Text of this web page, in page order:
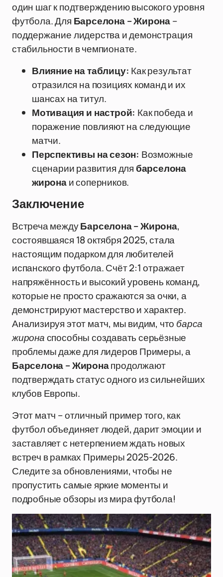
один шаг к подтверждению высокого уровня
футбола. Для Барселона – Жирона–
поддержание лидерства и демонстрация
стабильности в чемпионате.
Влияние на таблицу: Как результат
отразился на позициях команд и их
шансах на титул.
Мотивация и настрой: Как победа и
поражение повлияют на следующие
матчи.
Перспективы на сезон: Возможные
сценарии развития для барселона
жиронаи соперников.
Заключение
Встреча междуБарселона – Жирона,
состоявшаяся 18 октября 2025, стала
настоящим подарком для любителей
испанского футбола. Счёт 2:1 отражает
напряжённость и высокий уровень команд,
которые не просто сражаются за очки, а
демонстрируют мастерство и характер.
Анализируя этот матч, мы видим, что барса
жиронаспособны создавать серьёзные
проблемы даже для лидеров Примеры, а
Барселона – Жиронапродолжают
подтверждать статус одного из сильнейших
клубов Европы.
Этот матч – отличный пример того, как
футбол объединяет людей, дарит эмоции и
заставляет с нетерпением ждать новых
встреч в рамках Примеры 2025-2026.
Следите за обновлениями, чтобы не
пропустить самые яркие моменты и
подробные обзоры из мира футбола!